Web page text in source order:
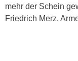
mehr der Schein
Friedrich Merz.